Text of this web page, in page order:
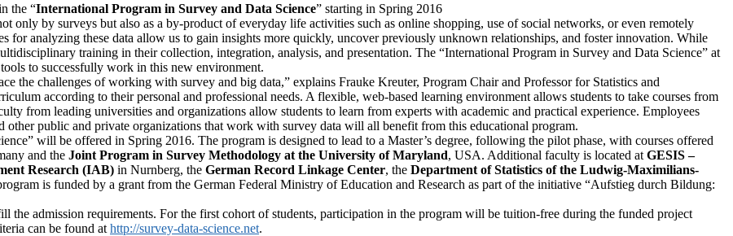
the “International Program in Survey and Data Science” starting in Spring 2016
only by surveys but also as a by-product of everyday life activities such as online shopping, use of social networks, or even remotely
for analyzing these data allow us to gain insights more quickly, uncover previously unknown relationships, and foster innovation. While
training in their collection, integration, analysis, and presentation. The “International Program in Survey and Data Science” at
to successfully work in this new environment.
the challenges of working with survey and big data,” explains Frauke Kreuter, Program Chair and Professor for Statistics and
according to their personal and professional needs. A flexible, web-based learning environment allows students to take courses from
from leading universities and organizations allow students to learn from experts with academic and practical experience. Employees
other public and private organizations that work with survey data will all benefit from this educational program.
will be offered in Spring 2016. The program is designed to lead to a Master’s degree, following the pilot phase, with courses offered
and the Joint Program in Survey Methodology at the University of Maryland, USA. Additional faculty is located at GESIS –
Research (IAB) in Nurnberg, the German Record Linkage Center, the Department of Statistics of the Ludwig-Maximilians-
is funded by a grant from the German Federal Ministry of Education and Research as part of the initiative “Aufstieg durch Bildung:
admission requirements. For the first cohort of students, participation in the program will be tuition-free during the funded project
can be found at http://survey-data-science.net.